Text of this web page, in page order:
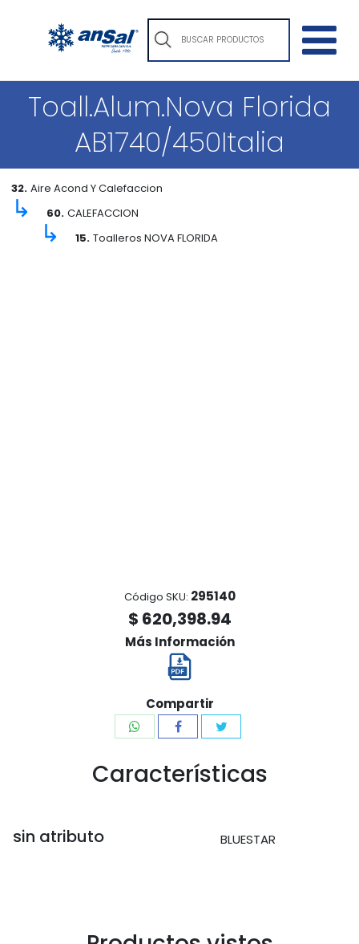
Toall.Alum.Nova Florida
AB1740/450Italia
32. Aire Acond Y Calefaccion
↳ 60. CALEFACCION
↳ 15. Toalleros NOVA FLORIDA
Código SKU: 295140
$ 620,398.94
Más Información
Compartir
Características
sin atributo BLUESTAR